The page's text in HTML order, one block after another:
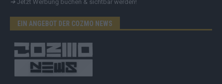
➔ Jetzt Werbung buchen & sichtbar werden!
EIN ANGEBOT DER COZMO NEWS